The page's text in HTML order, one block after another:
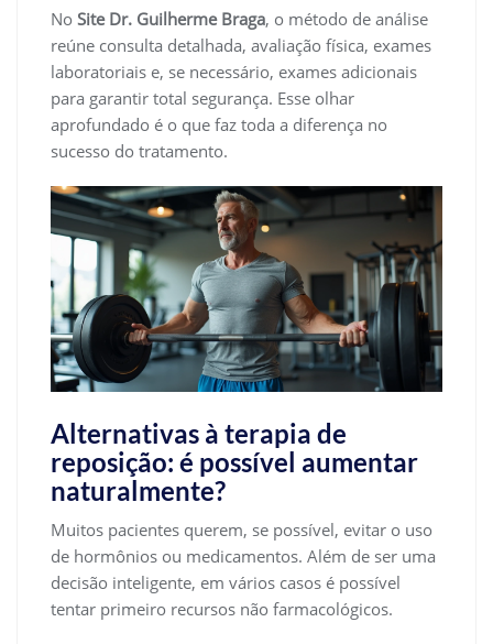
No Site Dr. Guilherme Braga, o método de análise
reúne consulta detalhada, avaliação física, exames
laboratoriais e, se necessário, exames adicionais
para garantir total segurança. Esse olhar
aprofundado é o que faz toda a diferença no
sucesso do tratamento.
Alternativas à terapia de
reposição: é possível aumentar
naturalmente?
Muitos pacientes querem, se possível, evitar o uso
de hormônios ou medicamentos. Além de ser uma
decisão inteligente, em vários casos é possível
tentar primeiro recursos não farmacológicos.